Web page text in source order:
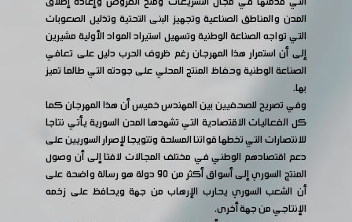
المدن والمناطق الصناعية وتجهيز البنى التحتية وتذليل الصعوبات
التي تواجه الصناعة الوطنية وتسهيل استيراد المواد الأولية مشيرين
إلى أن استمرار هذا المهرجان رغم ظروف الحرب دليل على تعافي
الصناعة الوطنية وحفاظ المنتج المحلي على جودته التي طالما تميز
بها.
وفي تصريح للصحفيين بين المهندس خميس أن هذا المهرجان كما
كل الفعاليات الاقتصادية التي تشهدها المدن السورية يأتي نتاجا
للانتصارات التي تخطها قواتنا المسلحة وتتويجا لإصرار السوريين على
دعم اقتصادهم الوطني في مختلف المجالات لافتا إلى أن وصول
المنتج السوري إلى أسواق أكثر من 90 دولة هو رسالة واضحة على
أن الشعب السوري يحارب الإرهاب من جهة ويحافظ على زخمه
الإنتاجي من جهة أخرى.